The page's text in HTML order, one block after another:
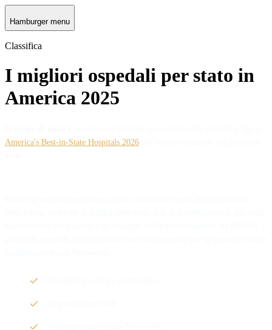
Hamburger menu
Classifica
I migliori ospedali per stato in
America 2025
America's Best-in-State Hospitals 2026